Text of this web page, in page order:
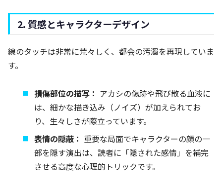
2. 質感とキャラクターデザイン
線のタッチは非常に荒々しく、都会の汚濁を再現していま
す。
損傷部位の描写： アカシの傷跡や飛び散る血液に
は、細かな描き込み（ノイズ）が加えられてお
り、生々しさが際立っています。
表情の隠蔽： 重要な局面でキャラクターの顔の一
部を隠す演出は、読者に「隠された感情」を補完
させる高度な心理的トリックです。